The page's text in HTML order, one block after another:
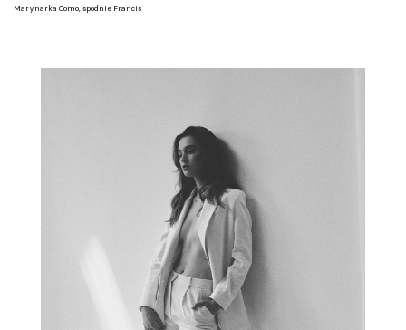
Marynarka Como, spodnie Francis